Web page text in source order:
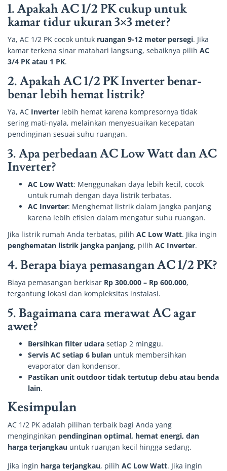
1. Apakah AC 1/2 PK cukup untuk
kamar tidur ukuran 3×3 meter?
Ya, AC 1/2 PK cocok untuk ruangan 9-12 meter persegi. Jika
kamar terkena sinar matahari langsung, sebaiknya pilih AC
3/4 PK atau 1 PK.
2. Apakah AC 1/2 PK Inverter benar-
benar lebih hemat listrik?
Ya, AC Inverter lebih hemat karena kompresornya tidak
sering mati-nyala, melainkan menyesuaikan kecepatan
pendinginan sesuai suhu ruangan.
3. Apa perbedaan AC Low Watt dan AC
Inverter?
AC Low Watt: Menggunakan daya lebih kecil, cocok
untuk rumah dengan daya listrik terbatas.
AC Inverter: Menghemat listrik dalam jangka panjang
karena lebih efisien dalam mengatur suhu ruangan.
Jika listrik rumah Anda terbatas, pilih AC Low Watt. Jika ingin
penghematan listrik jangka panjang, pilih AC Inverter.
4. Berapa biaya pemasangan AC 1/2 PK?
Biaya pemasangan berkisar Rp 300.000 – Rp 600.000,
tergantung lokasi dan kompleksitas instalasi.
5. Bagaimana cara merawat AC agar
awet?
Bersihkan filter udara setiap 2 minggu.
Servis AC setiap 6 bulan untuk membersihkan
evaporator dan kondensor.
Pastikan unit outdoor tidak tertutup debu atau benda
lain.
Kesimpulan
AC 1/2 PK adalah pilihan terbaik bagi Anda yang
menginginkan pendinginan optimal, hemat energi, dan
harga terjangkau untuk ruangan kecil hingga sedang.
Jika ingin harga terjangkau, pilih AC Low Watt. Jika ingin